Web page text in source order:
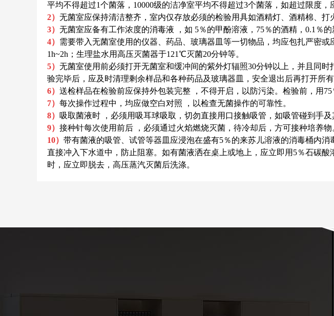
平均不得超过1个菌落，10000级的洁净室平均不得超过3个菌落，如超过限度
2） 无菌室应保持清洁整齐，室内仅存放必须的检验用具如酒精灯、酒精棉、
3） 无菌室应备有工作浓度的消毒液 ，如 5％的甲酚溶液，75％的酒精，0.1％的
4） 需要带入无菌室使用的仪器、药品、玻璃器皿等一切物品，均应包扎严密
1h~2h；生理盐水用高压灭菌器于121℃灭菌20分钟等。
5） 无菌室使用前必须打开无菌室和缓冲间的紫外灯辐照30分钟以上，并且同
验完毕后，应及时清理剩余样品和各种药品及玻璃器皿，安全退出后再打开所有
6） 送检样品在检验前应保持外包装完整 ，不得开启，以防污染。检验前，用
7） 每次操作过程中，均应做空白对照 ，以检查无菌操作的可靠性。
8） 吸取菌液时 ，必须用吸耳球吸取，切勿直接用口接触吸管，如吸管碰到手
9） 接种针每次使用前后 ，必须通过火焰燃烧灭菌，待冷却后，方可接种培养物
10） 带有菌液的吸管、试管等器皿应浸泡在盛有5％的来苏儿溶液的消毒桶内
直接冲入下水道中，防止阻塞。如有菌液洒在桌上或地上，应立即用5％石碳
时，应立即脱去，高压蒸汽灭菌后洗涤。